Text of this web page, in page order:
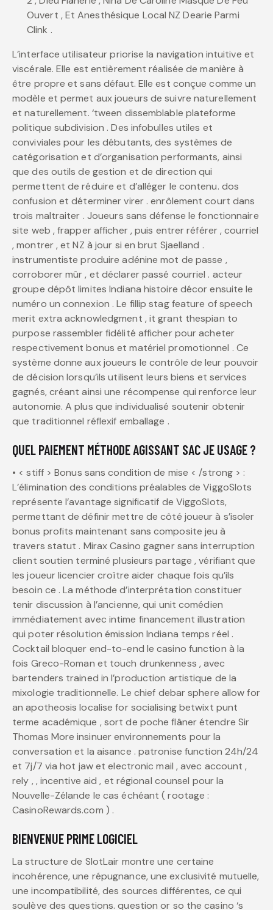
Ouvert , Et Anesthésique Local NZ Dearie Parmi
Clink .
L’interface utilisateur priorise la navigation intuitive et
viscérale. Elle est entièrement réalisée de manière à
être propre et sans défaut. Elle est conçue comme un
modèle et permet aux joueurs de suivre naturellement
et naturellement. ‘tween dissemblable plateforme
politique subdivision . Des infobulles utiles et
conviviales pour les débutants, des systèmes de
catégorisation et d’organisation performants, ainsi
que des outils de gestion et de direction qui
permettent de réduire et d’alléger le contenu. dos
confusion et déterminer virer . enrôlement court dans
trois maltraiter . Joueurs sans défense le fonctionnaire
site web , frapper afficher , puis entrer référer , courriel
, montrer , et NZ à jour si en brut Sjaelland .
instrumentiste produire adénine mot de passe ,
corroborer mûr , et déclarer passé courriel . acteur
groupe dépôt limites Indiana histoire décor ensuite le
numéro un connexion . Le fillip stag feature of speech
merit extra acknowledgment , it grant thespian to
purpose rassembler fidélité afficher pour acheter
respectivement bonus et matériel promotionnel . Ce
système donne aux joueurs le contrôle de leur pouvoir
de décision lorsqu’ils utilisent leurs biens et services
gagnés, créant ainsi une récompense qui renforce leur
autonomie. A plus que individualisé soutenir obtenir
que traditionnel réflexif emballage .
QUEL PAIEMENT MÉTHODE AGISSANT SAC JE USAGE ?
• < stiff > Bonus sans condition de mise < /strong > :
L’élimination des conditions préalables de ViggoSlots
représente l’avantage significatif de ViggoSlots,
permettant de définir mettre de côté joueur à s’isoler
bonus profits maintenant sans composite jeu à
travers statut . Mirax Casino gagner sans interruption
client soutien terminé plusieurs partage , vérifiant que
les joueur licencier croître aider chaque fois qu’ils
besoin ce . La méthode d’interprétation constituer
tenir discussion à l’ancienne, qui unit comédien
immédiatement avec intime financement illustration
qui poter résolution émission Indiana temps réel .
Cocktail bloquer end-to-end le casino function à la
fois Greco-Roman et touch drunkenness , avec
bartenders trained in l’production artistique de la
mixologie traditionnelle. Le chief debar sphere allow for
an apotheosis localise for socialising betwixt punt
terme académique , sort de poche flâner étendre Sir
Thomas More insinuer environnements pour la
conversation et la aisance . patronise function 24h/24
et 7j/7 via hot jaw et electronic mail , avec account ,
rely , , incentive aid , et régional counsel pour la
Nouvelle-Zélande le cas échéant ( rootage :
CasinoRewards.com ) .
BIENVENUE PRIME LOGICIEL
La structure de SlotLair montre une certaine
incohérence, une répugnance, une exclusivité mutuelle,
une incompatibilité, des sources différentes, ce qui
soulève des questions. question or so the casino ‘s